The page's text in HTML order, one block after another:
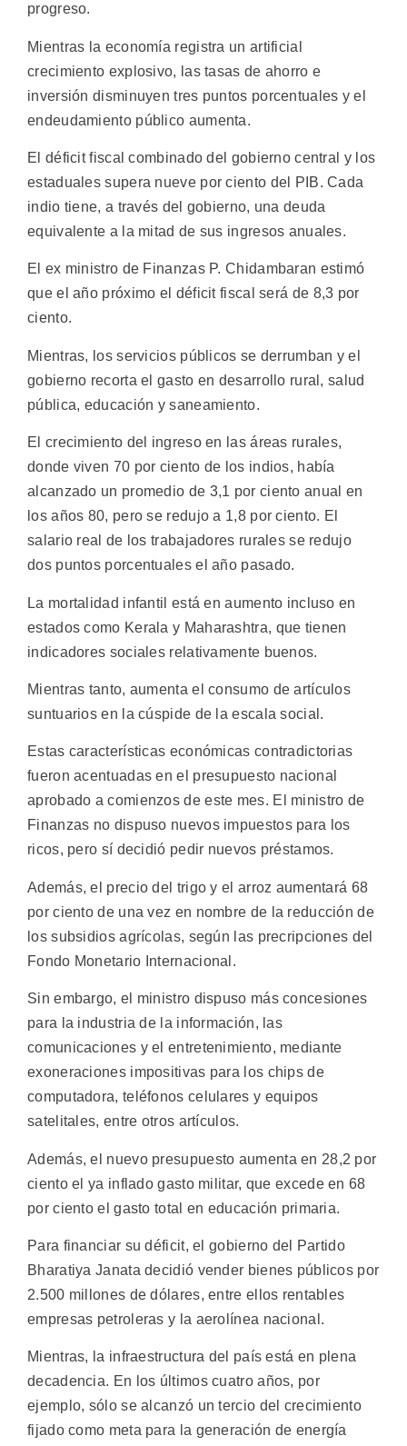
progreso.
Mientras la economía registra un artificial
crecimiento explosivo, las tasas de ahorro e
inversión disminuyen tres puntos porcentuales y el
endeudamiento público aumenta.
El déficit fiscal combinado del gobierno central y los
estaduales supera nueve por ciento del PIB. Cada
indio tiene, a través del gobierno, una deuda
equivalente a la mitad de sus ingresos anuales.
El ex ministro de Finanzas P. Chidambaran estimó
que el año próximo el déficit fiscal será de 8,3 por
ciento.
Mientras, los servicios públicos se derrumban y el
gobierno recorta el gasto en desarrollo rural, salud
pública, educación y saneamiento.
El crecimiento del ingreso en las áreas rurales,
donde viven 70 por ciento de los indios, había
alcanzado un promedio de 3,1 por ciento anual en
los años 80, pero se redujo a 1,8 por ciento. El
salario real de los trabajadores rurales se redujo
dos puntos porcentuales el año pasado.
La mortalidad infantil está en aumento incluso en
estados como Kerala y Maharashtra, que tienen
indicadores sociales relativamente buenos.
Mientras tanto, aumenta el consumo de artículos
suntuarios en la cúspide de la escala social.
Estas características económicas contradictorias
fueron acentuadas en el presupuesto nacional
aprobado a comienzos de este mes. El ministro de
Finanzas no dispuso nuevos impuestos para los
ricos, pero sí decidió pedir nuevos préstamos.
Además, el precio del trigo y el arroz aumentará 68
por ciento de una vez en nombre de la reducción de
los subsidios agrícolas, según las precripciones del
Fondo Monetario Internacional.
Sin embargo, el ministro dispuso más concesiones
para la industria de la información, las
comunicaciones y el entretenimiento, mediante
exoneraciones impositivas para los chips de
computadora, teléfonos celulares y equipos
satelitales, entre otros artículos.
Además, el nuevo presupuesto aumenta en 28,2 por
ciento el ya inflado gasto militar, que excede en 68
por ciento el gasto total en educación primaria.
Para financiar su déficit, el gobierno del Partido
Bharatiya Janata decidió vender bienes públicos por
2.500 millones de dólares, entre ellos rentables
empresas petroleras y la aerolínea nacional.
Mientras, la infraestructura del país está en plena
decadencia. En los últimos cuatro años, por
ejemplo, sólo se alcanzó un tercio del crecimiento
fijado como meta para la generación de energía